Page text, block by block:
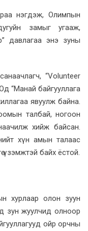
нэгдэж, Олимпын
замыг угааж,
давлагаа энэ зуны
“Volunteer
“Манай байгууллага
явуулж байна.
талбай, ногоон
хийж байсан.
хүн амын талаас
үзэмжтэй байх ёстой.
хурлаар олон зуун
зун жуулчид олноор
ойр орчны